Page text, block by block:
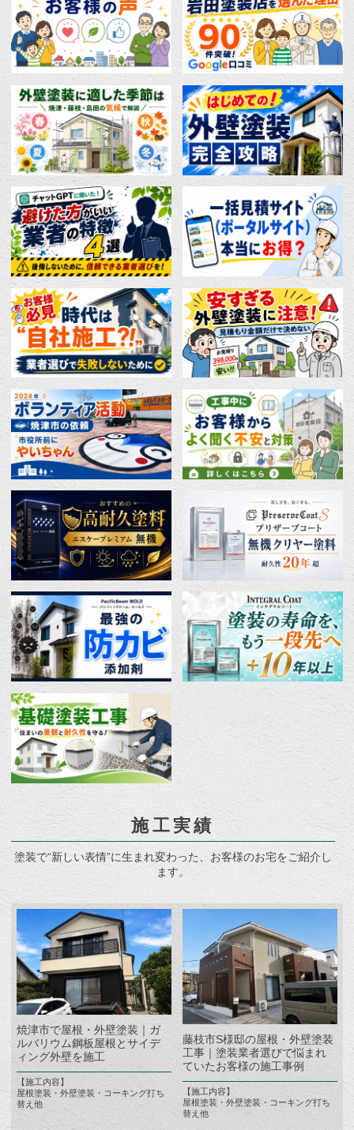
施工実績
塗装で“新しい表情”に生まれ変わった、お客様のお宅をご紹介し
ます。
焼津市で屋根・外壁塗装｜ガ
ルバリウム鋼板屋根とサイデ
ィング外壁を施工
【施工内容】
屋根塗装・外壁塗装・コーキング打ち
替え他
藤枝市S様邸の屋根・外壁塗装
工事｜塗装業者選びで悩まれ
ていたお客様の施工事例
【施工内容】
屋根塗装・外壁塗装・コーキング打ち
替え他